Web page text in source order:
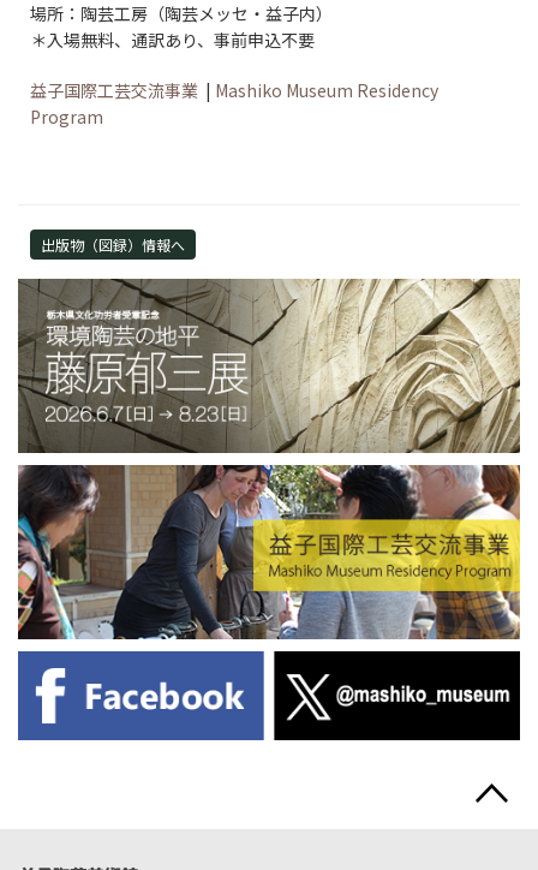
場所：陶芸工房（陶芸メッセ・益子内）
＊入場無料、通訳あり、事前申込不要
益子国際工芸交流事業 | Mashiko Museum Residency
Program
出版物（図録）情報へ